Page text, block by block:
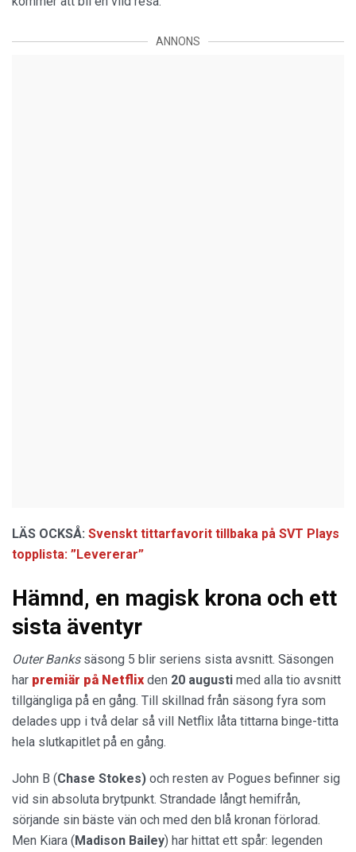
ANNONS
LÄS OCKSÅ: Svenskt tittarfavorit tillbaka på SVT Plays
topplista: ”Levererar”
Hämnd, en magisk krona och ett
sista äventyr
Outer Bankssäsong 5 blir seriens sista avsnitt. Säsongen
har premiär på Netflix den 20 augusti med alla tio avsnitt
tillgängliga på en gång. Till skillnad från säsong fyra som
delades upp i två delar så vill Netflix låta tittarna binge-titta
hela slutkapitlet på en gång.
John B (Chase Stokes) och resten av Pogues befinner sig
vid sin absoluta brytpunkt. Strandade långt hemifrån,
sörjande sin bäste vän och med den blå kronan förlorad.
Men Kiara (Madison Bailey) har hittat ett spår: legenden